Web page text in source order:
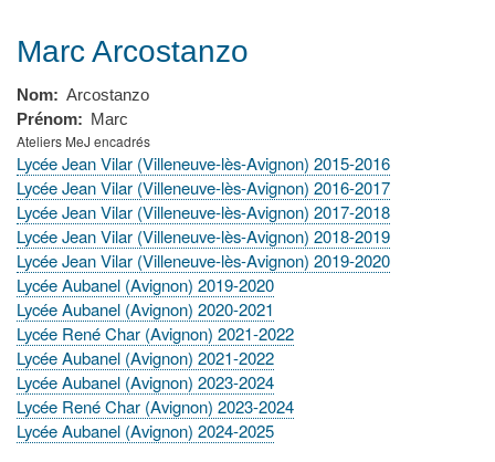
d'Ariane
Marc Arcostanzo
Nom
Arcostanzo
Prénom
Marc
Ateliers MeJ encadrés
Lycée Jean Vilar (Villeneuve-lès-Avignon) 2015-2016
Lycée Jean Vilar (Villeneuve-lès-Avignon) 2016-2017
Lycée Jean Vilar (Villeneuve-lès-Avignon) 2017-2018
Lycée Jean Vilar (Villeneuve-lès-Avignon) 2018-2019
Lycée Jean Vilar (Villeneuve-lès-Avignon) 2019-2020
Lycée Aubanel (Avignon) 2019-2020
Lycée Aubanel (Avignon) 2020-2021
Lycée René Char (Avignon) 2021-2022
Lycée Aubanel (Avignon) 2021-2022
Lycée Aubanel (Avignon) 2023-2024
Lycée René Char (Avignon) 2023-2024
Lycée Aubanel (Avignon) 2024-2025